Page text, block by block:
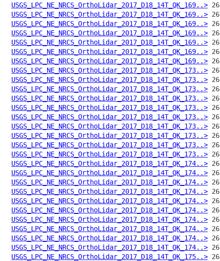
USGS_LPC_NE_NRCS_OrthoLidar_2017_D18_14T_QK_169..>
USGS_LPC_NE_NRCS_OrthoLidar_2017_D18_14T_QK_169..>
USGS_LPC_NE_NRCS_OrthoLidar_2017_D18_14T_QK_169..>
USGS_LPC_NE_NRCS_OrthoLidar_2017_D18_14T_QK_169..>
USGS_LPC_NE_NRCS_OrthoLidar_2017_D18_14T_QK_169..>
USGS_LPC_NE_NRCS_OrthoLidar_2017_D18_14T_QK_169..>
USGS_LPC_NE_NRCS_OrthoLidar_2017_D18_14T_QK_169..>
USGS_LPC_NE_NRCS_OrthoLidar_2017_D18_14T_QK_173..>
USGS_LPC_NE_NRCS_OrthoLidar_2017_D18_14T_QK_173..>
USGS_LPC_NE_NRCS_OrthoLidar_2017_D18_14T_QK_173..>
USGS_LPC_NE_NRCS_OrthoLidar_2017_D18_14T_QK_173..>
USGS_LPC_NE_NRCS_OrthoLidar_2017_D18_14T_QK_173..>
USGS_LPC_NE_NRCS_OrthoLidar_2017_D18_14T_QK_173..>
USGS_LPC_NE_NRCS_OrthoLidar_2017_D18_14T_QK_173..>
USGS_LPC_NE_NRCS_OrthoLidar_2017_D18_14T_QK_173..>
USGS_LPC_NE_NRCS_OrthoLidar_2017_D18_14T_QK_173..>
USGS_LPC_NE_NRCS_OrthoLidar_2017_D18_14T_QK_173..>
USGS_LPC_NE_NRCS_OrthoLidar_2017_D18_14T_QK_174..>
USGS_LPC_NE_NRCS_OrthoLidar_2017_D18_14T_QK_174..>
USGS_LPC_NE_NRCS_OrthoLidar_2017_D18_14T_QK_174..>
USGS_LPC_NE_NRCS_OrthoLidar_2017_D18_14T_QK_174..>
USGS_LPC_NE_NRCS_OrthoLidar_2017_D18_14T_QK_174..>
USGS_LPC_NE_NRCS_OrthoLidar_2017_D18_14T_QK_174..>
USGS_LPC_NE_NRCS_OrthoLidar_2017_D18_14T_QK_174..>
USGS_LPC_NE_NRCS_OrthoLidar_2017_D18_14T_QK_174..>
USGS_LPC_NE_NRCS_OrthoLidar_2017_D18_14T_QK_174..>
USGS_LPC_NE_NRCS_OrthoLidar_2017_D18_14T_QK_174..>
USGS_LPC_NE_NRCS_OrthoLidar_2017_D18_14T_QK_175..>